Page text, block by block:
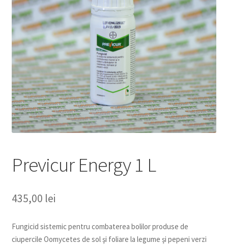
copil
Sere și solarii
Extinde
meniul
copil
Previcur Energy 1 L
435,00 lei
Fungicid sistemic pentru combaterea bolilor produse de
ciupercile Oomycetes de sol şi foliare la legume şi pepeni verzi